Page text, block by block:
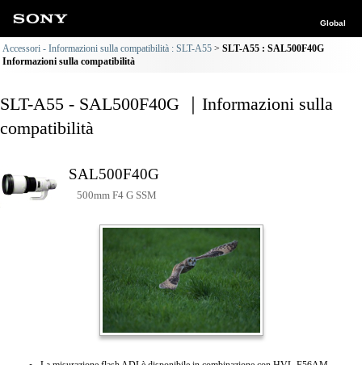
Global
Accessori - Informazioni sulla compatibilità : SLT-A55
SLT-A55 : SAL500F40G
Informazioni sulla compatibilità
SLT-A55 - SAL500F40G ｜Informazioni sulla
compatibilità
SAL500F40G
500mm F4 G SSM